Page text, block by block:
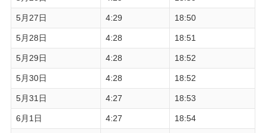
5月27日 4:29 18:50
5月28日 4:28 18:51
5月29日 4:28 18:52
5月30日 4:28 18:52
5月31日 4:27 18:53
6月1日 4:27 18:54